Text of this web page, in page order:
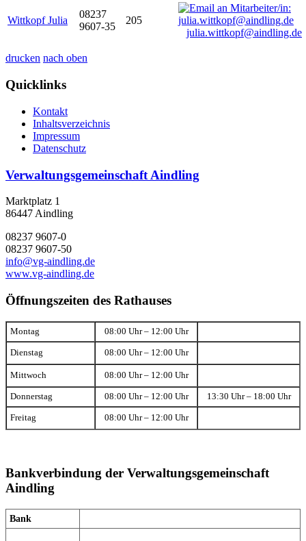
Wittkopf Julia
08237
9607-35
205
julia.wittkopf@aindling.de
drucken nach oben
Quicklinks
Kontakt
Inhaltsverzeichnis
Impressum
Datenschutz
Verwaltungsgemeinschaft Aindling
Marktplatz 1
86447 Aindling
08237 9607-0
08237 9607-50
info@vg-aindling.de
www.vg-aindling.de
Öffnungszeiten des Rathauses
Montag 08:00 Uhr – 12:00 Uhr
Dienstag 08:00 Uhr – 12:00 Uhr
Mittwoch 08:00 Uhr – 12:00 Uhr
Donnerstag 08:00 Uhr – 12:00 Uhr 13:30 Uhr – 18:00 Uhr
Freitag 08:00 Uhr – 12:00 Uhr
Bankverbindung der Verwaltungsgemeinschaft
Aindling
Bank